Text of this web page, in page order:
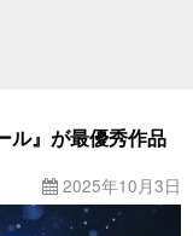
ル』が最優秀作品
2025年10月3日